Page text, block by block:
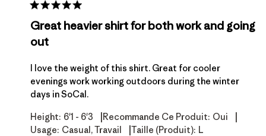
Great heavier shirt for both work and going
out
I love the weight of this shirt. Great for cooler
evenings work working outdoors during the winter
days in SoCal.
Height: 6'1 - 6'3 Recommande Ce Produit: Oui
Usage: Casual, Travail Taille (produit): L